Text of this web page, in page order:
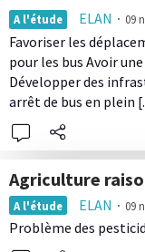
r
m
a
n
g
e
s
a
i
n
n
o
m
i
e
l
m
e
n
t
u
t
i
o
n
L
é
n
e
r
e
l
a
c
o
n
t
i
b
u
t
o
n
t
e
n
u
e
l
a
c
L
i
r
e
l
e
c
n
t
e
A l'étude ELAN ∙ 09
Favoriser les
pour les bus Avoir
Développer des
arrêt de bus en plein
Agriculture
L
i
r
A l'étude ELAN ∙ 09
Problème des